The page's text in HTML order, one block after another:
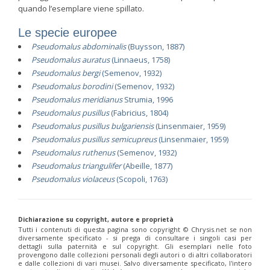
quando l’esemplare viene spillato.
Le specie europee
Pseudomalus abdominalis(Buysson, 1887)
Pseudomalus auratus(Linnaeus, 1758)
Pseudomalus bergi(Semenov, 1932)
Pseudomalus borodini(Semenov, 1932)
Pseudomalus meridianusStrumia, 1996
Pseudomalus pusillus(Fabricius, 1804)
Pseudomalus pusillus bulgariensis(Linsenmaier, 1959)
Pseudomalus pusillus semicupreus(Linsenmaier, 1959)
Pseudomalus ruthenus(Semenov, 1932)
Pseudomalus triangulifer(Abeille, 1877)
Pseudomalus violaceus(Scopoli, 1763)
Dichiarazione su copyright, autore e proprietà
Tutti i contenuti di questa pagina sono copyright ©️ Chrysis.net se non
diversamente specificato - si prega di consultare i singoli casi per
dettagli sulla paternità e sul copyright. Gli esemplari nelle foto
provengono dalle collezioni personali degli autori o di altri collaboratori
e dalle collezioni di vari musei. Salvo diversamente specificato, l'intero